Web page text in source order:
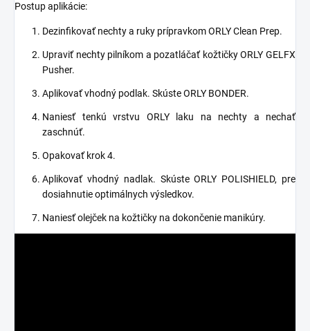
Postup aplikácie:
Dezinfikovať nechty a ruky prípravkom ORLY Clean Prep.
Upraviť nechty pilníkom a pozatláčať kožtičky ORLY GELFX
Pusher.
Aplikovať vhodný podlak. Skúste ORLY BONDER.
Naniesť tenkú vrstvu ORLY laku na nechty a nechať
zaschnúť.
Opakovať krok 4.
Aplikovať vhodný nadlak. Skúste ORLY POLISHIELD, pre
dosiahnutie optimálnych výsledkov.
Naniesť olejček na kožtičky na dokončenie manikúry.